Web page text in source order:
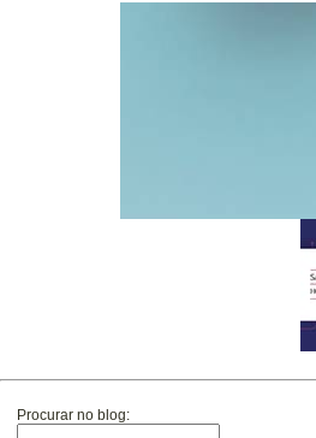
Procurar no blog: